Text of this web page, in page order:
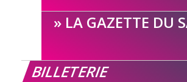
LA GAZETTE DU
BILLETERIE